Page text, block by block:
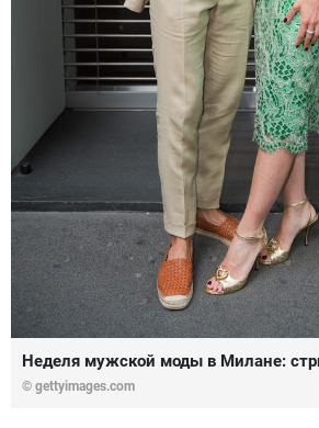
Неделя мужской моды в Милане:
© gettyimages.com